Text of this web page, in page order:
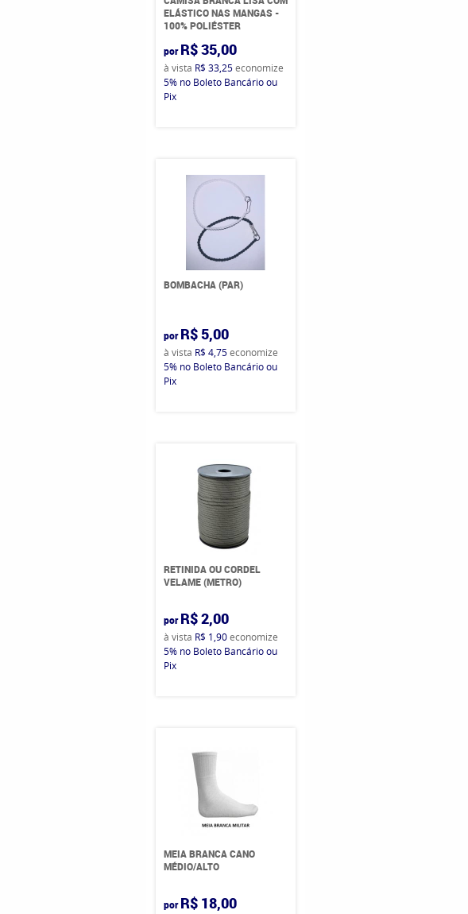
ELÁSTICO NAS MANGAS -
100% POLIÉSTER
por R$ 35,00
à vista R$ 33,25economize
5% no Boleto Bancário ou
Pix
BOMBACHA (PAR)
por R$ 5,00
à vista R$ 4,75economize
5% no Boleto Bancário ou
Pix
RETINIDA OU CORDEL
VELAME (METRO)
por R$ 2,00
à vista R$ 1,90economize
5% no Boleto Bancário ou
Pix
MEIA BRANCA CANO
MÉDIO/ALTO
por R$ 18,00